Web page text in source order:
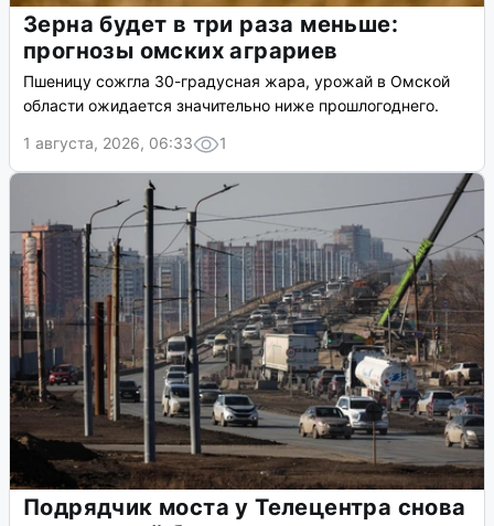
Зерна будет в три раза меньше:
прогнозы омских аграриев
Пшеницу сожгла 30-градусная жара, урожай в Омской
области ожидается значительно ниже прошлогоднего.
1 августа, 2026, 06:33
1
Подрядчик моста у Телецентра снова